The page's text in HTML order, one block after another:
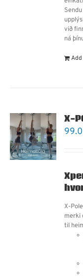
við
ná
X-
X-
merki
til